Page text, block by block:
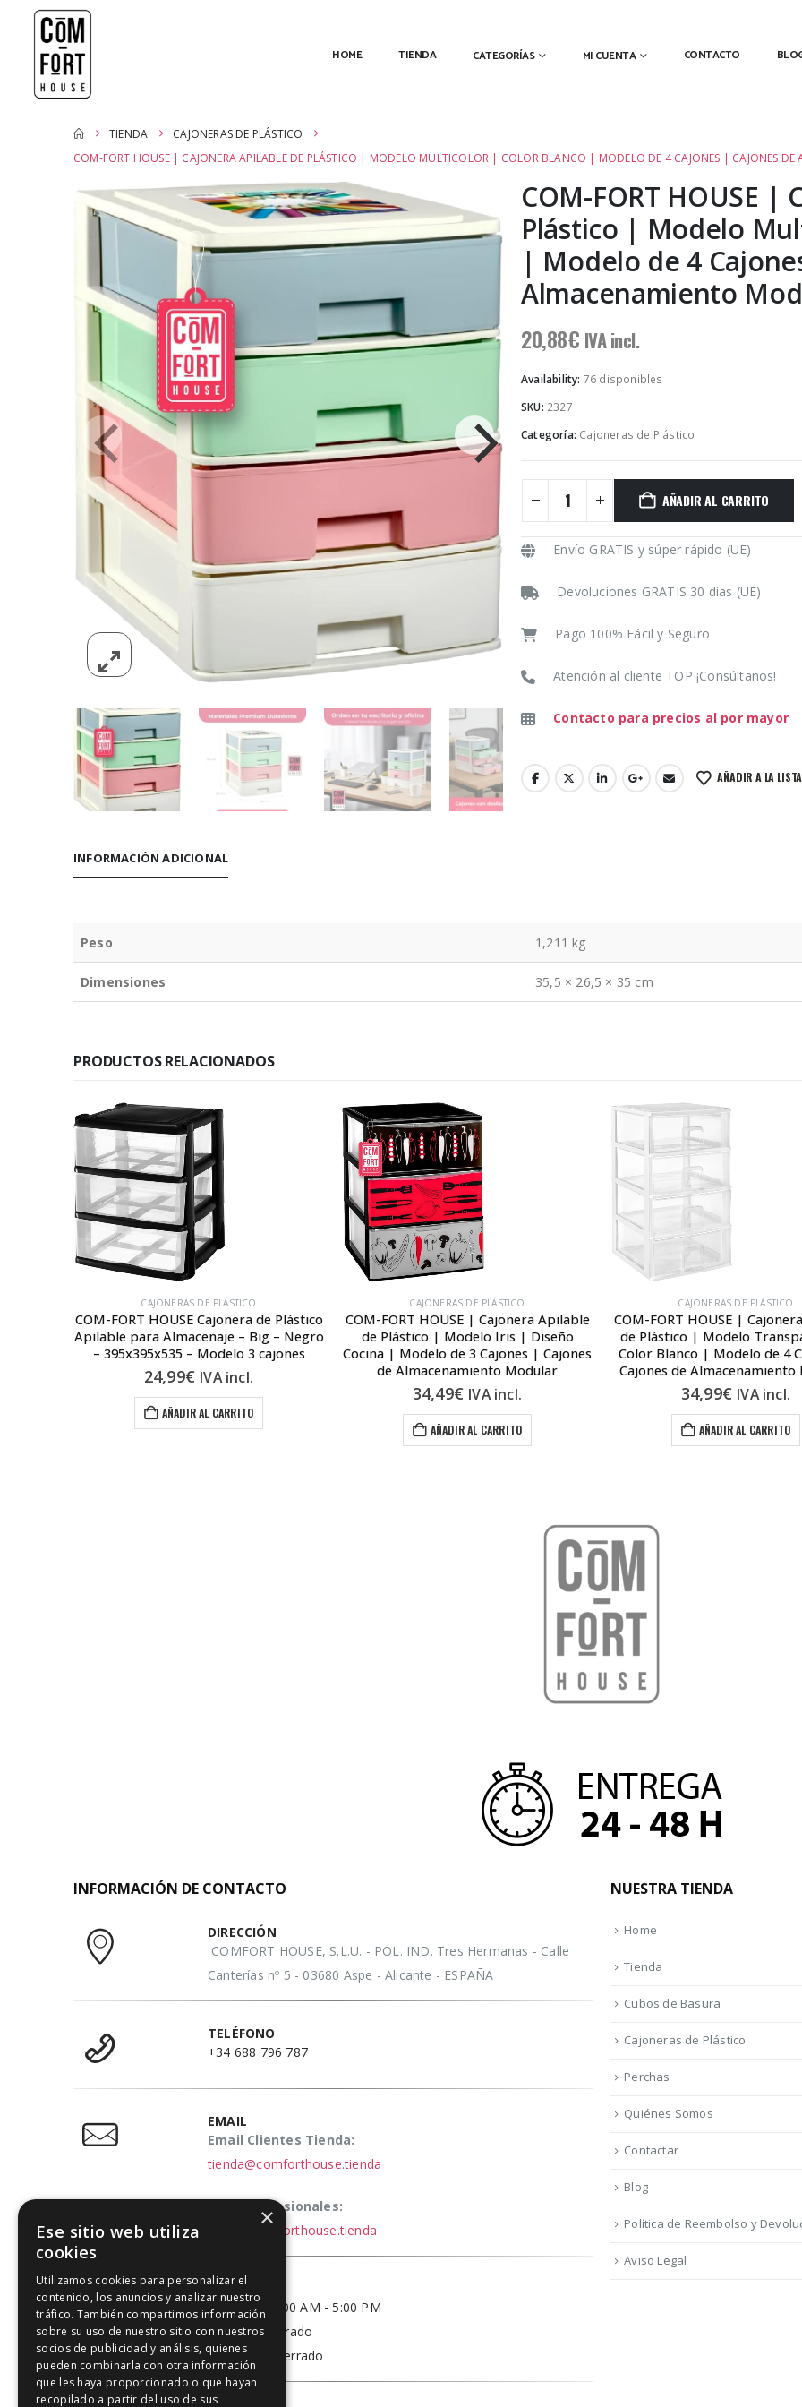
HOME TIENDA CATEGORÍAS MI CUENTA CONTACTO
TIENDA
CAJONERAS DE PLÁSTICO
COM-FORT HOUSE | CAJONERA APILABLE DE PLÁSTICO | MODELO MULTICOLOR | COLOR BLANCO | MODELO DE 4 CAJONES | CAJONES DE
COM-FORT HOUSE |
Plástico | Modelo
| Modelo de 4
Almacenamiento
20,88€ IVA incl.
Availability: 76 disponibles
SKU: 2327
Categoría: Cajoneras de Plástico
AÑADIR AL CARRITO
Envío GRATIS y súper rápido (UE)
Devoluciones GRATIS 30 días (UE)
Pago 100% Fácil y Seguro
Atención al cliente TOP ¡Consúltanos!
Contacto para precios al por mayor
AÑADIR A LA
INFORMACIÓN ADICIONAL
Peso 1,211 kg
Dimensiones 35,5 × 26,5 × 35 cm
PRODUCTOS RELACIONADOS
CAJONERAS DE PLÁSTICO
COM-FORT HOUSE Cajonera de Plástico
Apilable para Almacenaje – Big – Negro
– 395x395x535 – Modelo 3 cajones
24,99€ IVA incl.
AÑADIR AL CARRITO
CAJONERAS DE PLÁSTICO
COM-FORT HOUSE | Cajonera Apilable
de Plástico | Modelo Iris | Diseño
Cocina | Modelo de 3 Cajones | Cajones
de Almacenamiento Modular
34,49€ IVA incl.
AÑADIR AL CARRITO
CAJONERAS DE PLÁSTICO
COM-FORT HOUSE |
de Plástico | Modelo
Color Blanco | Modelo de 4
Cajones de Almacenamiento
34,99€ IVA incl.
AÑADIR AL CARRITO
INFORMACIÓN DE CONTACTO
DIRECCIÓN
COMFORT HOUSE, S.L.U. - POL. IND. Tres Hermanas - Calle
Canterías nº 5 - 03680 Aspe - Alicante - ESPAÑA
TELÉFONO
+34 688 796 787
EMAIL
Email Clientes Tienda:
tienda@comforthouse.tienda
Email Profesionales:
elena@comforthouse.tienda
HORARIO
Lun - Vie / 9:00 AM - 5:00 PM
Sábado - Cerrado
Domingo - Cerrado
NUESTRA TIENDA
Home
Tienda
Cubos de Basura
Cajoneras de Plástico
Perchas
Quiénes Somos
Contactar
Blog
Política de Reembolso y
Aviso Legal
×
Ese sitio web utiliza
cookies
Utilizamos cookies para personalizar el
contenido, los anuncios y analizar nuestro
tráfico. También compartimos información
sobre su uso de nuestro sitio con nuestros
socios de publicidad y análisis, quienes
pueden combinarla con otra información
que les haya proporcionado o que hayan
recopilado a partir del uso de sus